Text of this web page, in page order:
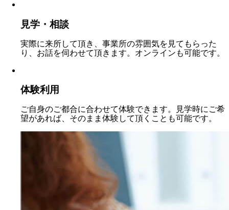
見学・相談
実際に来所して頂き、事業所の雰囲気を見てもらった
り、お話を伺わせて頂きます。オンラインも可能です。
体験利用
ご自身のご都合に合わせて体験できます。見学時にご希
望があれば、そのまま体験して頂くことも可能です。